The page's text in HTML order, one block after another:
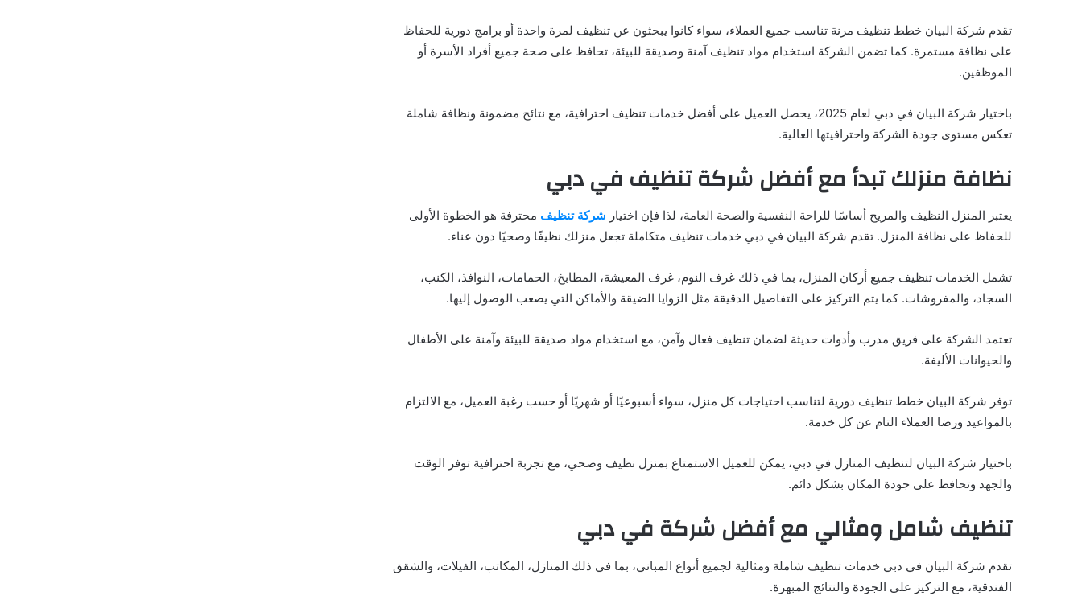
تقدم شركة البيان خطط تنظيف مرنة تناسب جميع العملاء، سواء كانوا يبحثون عن تنظيف لمرة واحدة أو برامج دورية للحفاظ
على نظافة مستمرة. كما تضمن الشركة استخدام مواد تنظيف آمنة وصديقة للبيئة، تحافظ على صحة جميع أفراد الأسرة أو
الموظفين.
باختيار شركة البيان في دبي لعام 2025، يحصل العميل على أفضل خدمات تنظيف احترافية، مع نتائج مضمونة ونظافة شاملة
تعكس مستوى جودة الشركة واحترافيتها العالية.
نظافة منزلك تبدأ مع أفضل شركة تنظيف في دبي
يعتبر المنزل النظيف والمريح أساسًا للراحة النفسية والصحة العامة، لذا فإن اختيار شركة تنظيف محترفة هو الخطوة الأولى
للحفاظ على نظافة المنزل. تقدم شركة البيان في دبي خدمات تنظيف متكاملة تجعل منزلك نظيفًا وصحيًا دون عناء.
تشمل الخدمات تنظيف جميع أركان المنزل، بما في ذلك غرف النوم، غرف المعيشة، المطابخ، الحمامات، النوافذ، الكنب،
السجاد، والمفروشات. كما يتم التركيز على التفاصيل الدقيقة مثل الزوايا الضيقة والأماكن التي يصعب الوصول إليها.
تعتمد الشركة على فريق مدرب وأدوات حديثة لضمان تنظيف فعال وآمن، مع استخدام مواد صديقة للبيئة وآمنة على الأطفال
والحيوانات الأليفة.
توفر شركة البيان خطط تنظيف دورية لتناسب احتياجات كل منزل، سواء أسبوعيًا أو شهريًا أو حسب رغبة العميل، مع الالتزام
بالمواعيد ورضا العملاء التام عن كل خدمة.
باختيار شركة البيان لتنظيف المنازل في دبي، يمكن للعميل الاستمتاع بمنزل نظيف وصحي، مع تجربة احترافية توفر الوقت
والجهد وتحافظ على جودة المكان بشكل دائم.
تنظيف شامل ومثالي مع أفضل شركة في دبي
تقدم شركة البيان في دبي خدمات تنظيف شاملة ومثالية لجميع أنواع المباني، بما في ذلك المنازل، المكاتب، الفيلات، والشقق
الفندقية، مع التركيز على الجودة والنتائج المبهرة.